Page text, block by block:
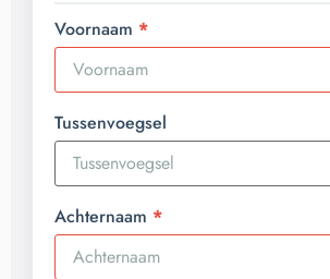
Voornaam
Tussenvoegsel
Achternaam